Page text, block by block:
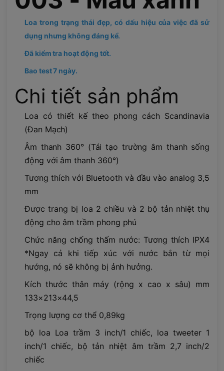
Loa trong trạng thái đẹp, có dấu hiệu của việc đã sử
dụng nhưng không đáng kể.
Đã kiểm tra hoạt động tốt.
Bao test 7 ngày.
Chi tiết sản phẩm
Loa có thiết kế theo phong cách Scandinavia
(Đan Mạch)
Âm thanh 360° (Tái tạo trường âm thanh sống
động với âm thanh 360°)
Tương thích với Bluetooth và đầu vào analog 3,5
mm
Được trang bị loa 2 chiều và 2 bộ tản nhiệt thụ
động cho âm trầm phong phú
Chức năng chống thấm nước: Tương thích IPX4
*Ngay cả khi tiếp xúc với nước bắn từ mọi
hướng, nó sẽ không bị ảnh hưởng.
Kích thước thân máy (rộng x cao x sâu) mm
133×213×44,5
Trọng lượng cơ thể 0,89kg
bộ loa Loa trầm 3 inch/1 chiếc, loa tweeter 1
inch/1 chiếc, bộ tản nhiệt âm trầm 2,7 inch/2
chiếc